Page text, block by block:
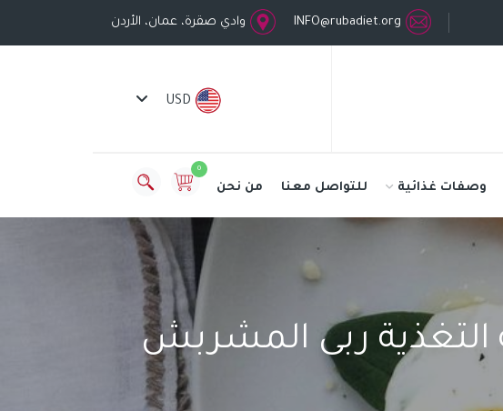
INFO@rubadiet.org وادي صقرة، عمان، الأردن
USD
0
وصفات غذائية للتواصل معنا من نحن
التغذية ربى المشربش